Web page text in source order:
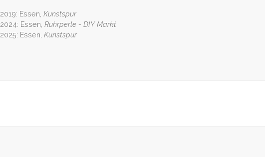
2019: Essen, Kunstspur
2024: Essen, Ruhrperle - DIY Markt
2025: Essen, Kunstspur